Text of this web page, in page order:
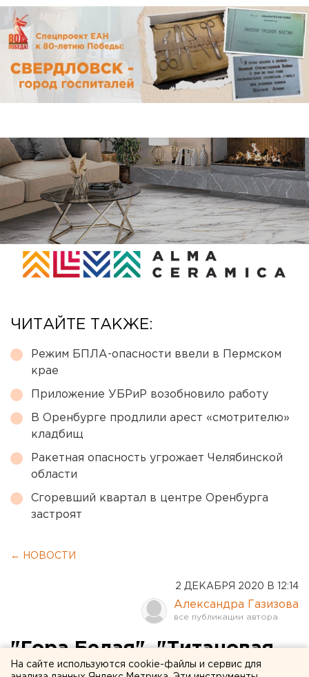
ЧИТАЙТЕ ТАКЖЕ:
Режим БПЛА-опасности ввели в Пермском
крае
Приложение УБРиР возобновило работу
В Оренбурге продлили арест «смотрителю»
кладбищ
Ракетная опасность угрожает Челябинской
области
Сгоревший квартал в центре Оренбурга
застроят
← НОВОСТИ
2 ДЕКАБРЯ 2020 В 12:14
Александра Газизова
"Гора Белая", "Титановая
долина", филармония: кто
На сайте используются cookie-файлы и сервис для